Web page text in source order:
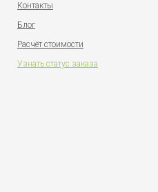
Контакты
Блог
Расчёт стоимости
Узнать статус заказа